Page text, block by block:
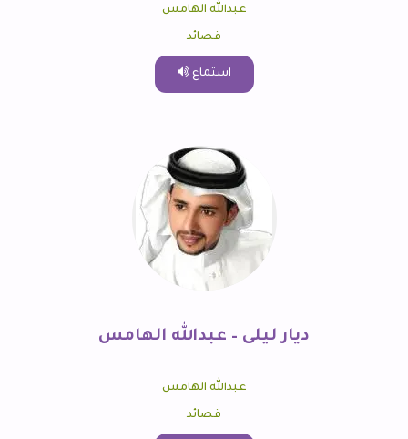
عبدالله الهامس
قصائد
استماع
ديار ليلى – عبدالله الهامس
عبدالله الهامس
قصائد